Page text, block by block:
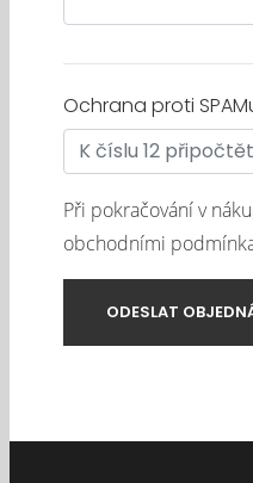
Ochrana proti
Při pokračování v
obchodními